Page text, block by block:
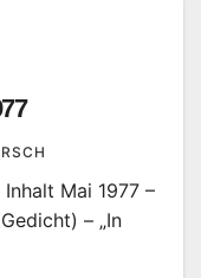
Mai 1977 –
– „In